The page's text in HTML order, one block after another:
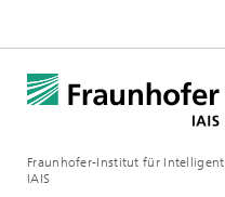
Fraunhofer-Institut für
IAIS